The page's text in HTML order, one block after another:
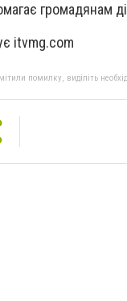
громадянам
itvmg.com
помилку, виділіть